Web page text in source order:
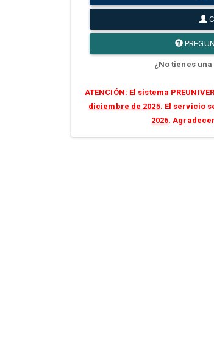
¿No tienes
ATENCIÓN: El sistema
diciembre de 2025. El servicio
2026.